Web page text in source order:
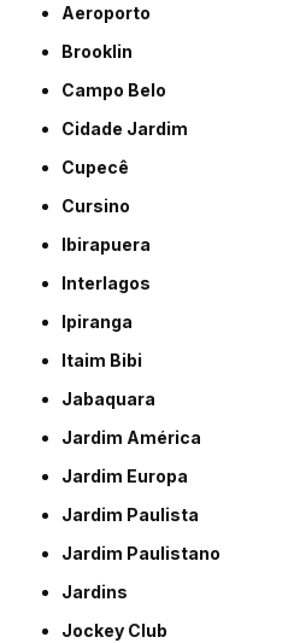
Aeroporto
Brooklin
Campo Belo
Cidade Jardim
Cupecê
Cursino
Ibirapuera
Interlagos
Ipiranga
Itaim Bibi
Jabaquara
Jardim América
Jardim Europa
Jardim Paulista
Jardim Paulistano
Jardins
Jockey Club